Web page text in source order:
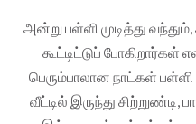
அன்று பள்ளி முடித்து
கூட்டிட்டுப்
பெரும்பாலான நாட்கள் பள்ளி
வீட்டில் இருந்து சிற்றுண்டி,